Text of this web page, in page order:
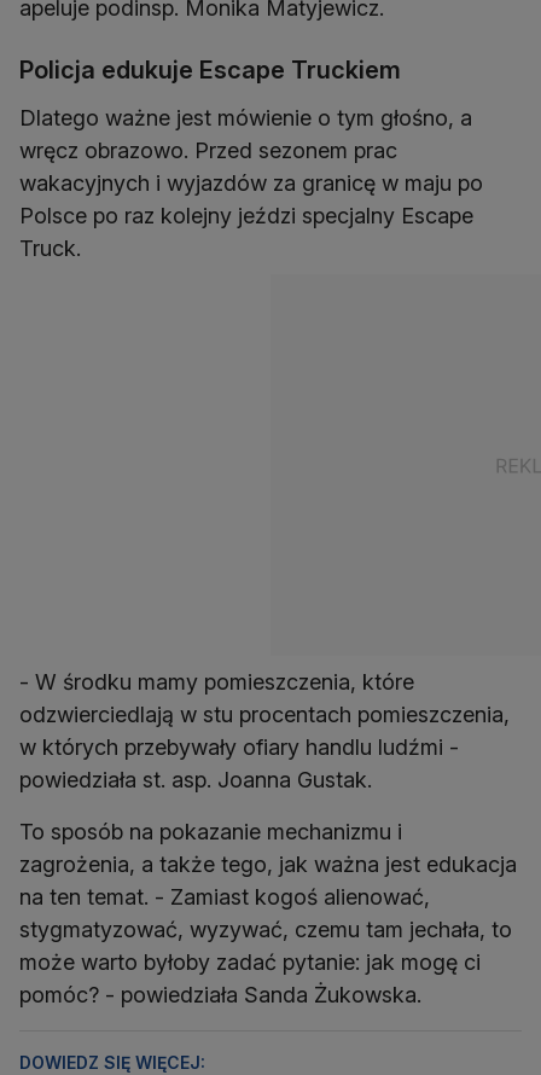
apeluje podinsp. Monika Matyjewicz.
Policja edukuje Escape Truckiem
Dlatego ważne jest mówienie o tym głośno, a
wręcz obrazowo. Przed sezonem prac
wakacyjnych i wyjazdów za granicę w maju po
Polsce po raz kolejny jeździ specjalny Escape
Truck.
- W środku mamy pomieszczenia, które
odzwierciedlają w stu procentach pomieszczenia,
w których przebywały ofiary handlu ludźmi -
powiedziała st. asp. Joanna Gustak.
To sposób na pokazanie mechanizmu i
zagrożenia, a także tego, jak ważna jest edukacja
na ten temat. - Zamiast kogoś alienować,
stygmatyzować, wyzywać, czemu tam jechała, to
może warto byłoby zadać pytanie: jak mogę ci
pomóc? - powiedziała Sanda Żukowska.
DOWIEDZ SIĘ WIĘCEJ: